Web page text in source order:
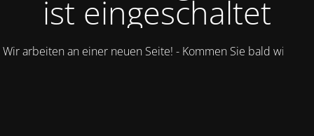
ist eingeschaltet
Wir arbeiten an einer neuen Seite! - Kommen Sie bald wieder.